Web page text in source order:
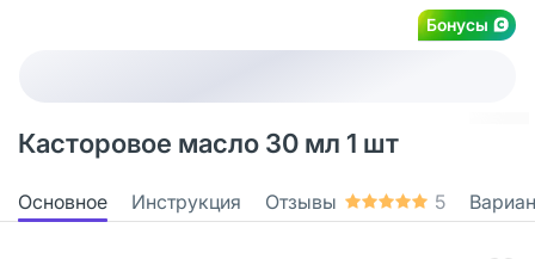
Бонусы
Касторовое масло 30 мл 1 шт
Основное Инструкция Отзывы 5